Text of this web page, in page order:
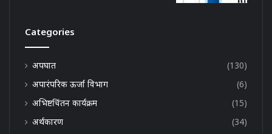
Categories
अपघात
(130)
अपारंपरिक ऊर्जा विभाग
(6)
अभिष्टचिंतन कार्यक्रम
(15)
अर्थकारण
(34)